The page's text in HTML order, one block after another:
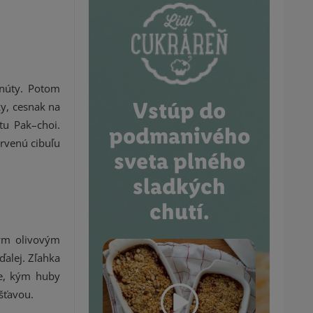
Potom
cesnak na
Pak–choi.
cibuľu
olivovým
Zľahka
kým huby
Vstúp do
podmanivého
sveta plného
sladkých
chutí.